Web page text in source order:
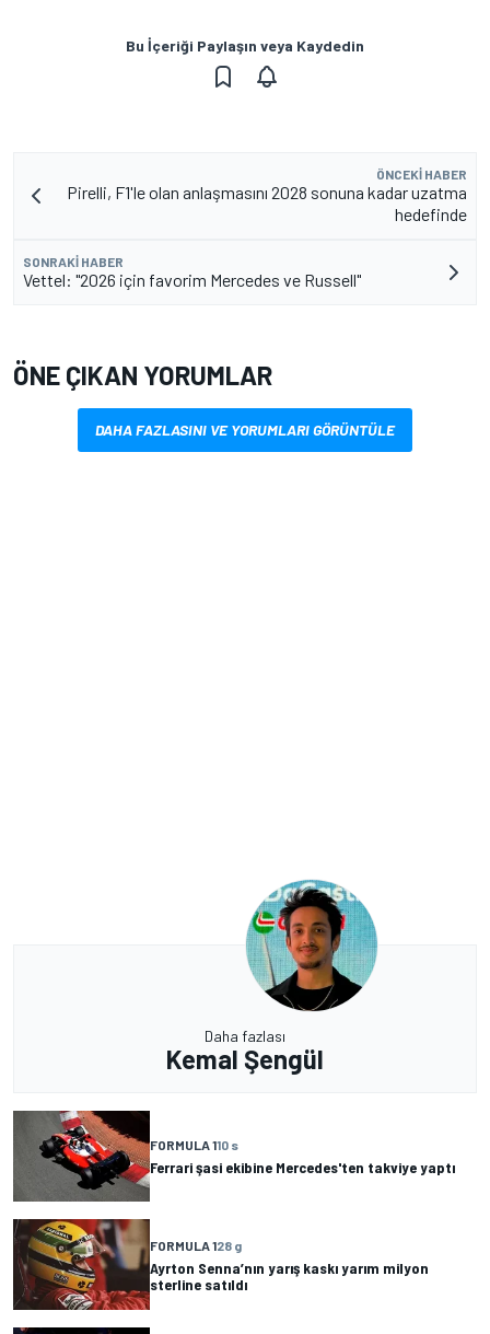
Bu İçeriği Paylaşın veya Kaydedin
ÖNCEKI HABER
Pirelli, F1'le olan anlaşmasını 2028 sonuna kadar uzatma
hedefinde
SONRAKI HABER
Vettel: "2026 için favorim Mercedes ve Russell"
ÖNE ÇIKAN YORUMLAR
DAHA FAZLASINI VE YORUMLARI GÖRÜNTÜLE
Daha fazlası
Kemal Şengül
FORMULA 110 s
Ferrari şasi ekibine Mercedes'ten takviye yaptı
FORMULA 128 g
Ayrton Senna’nın yarış kaskı yarım milyon
sterline satıldı